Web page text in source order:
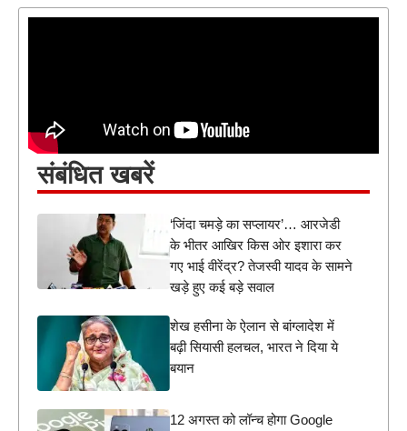
संबंधित खबरें
‘जिंदा चमड़े का सप्लायर’… आरजेडी
के भीतर आखिर किस ओर इशारा कर
गए भाई वीरेंद्र? तेजस्वी यादव के सामने
खड़े हुए कई बड़े सवाल
शेख हसीना के ऐलान से बांग्लादेश में
बढ़ी सियासी हलचल, भारत ने दिया ये
बयान
12 अगस्त को लॉन्च होगा Google